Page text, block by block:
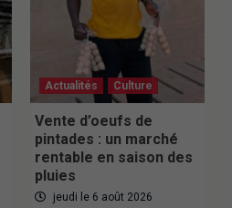
Actualités Culture
Vente d’oeufs de
pintades : un marché
rentable en saison des
pluies
jeudi le 6 août 2026